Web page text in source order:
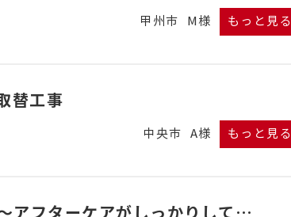
甲州市 M様 もっと見る
替工事
中央市 A様 もっと見る